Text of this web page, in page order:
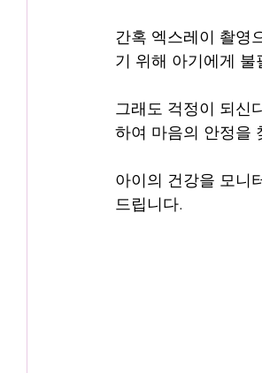
간혹 엑스레이 촬영
기 위해 아기에게
그래도 걱정이 되신
하여 마음의 안정을
아이의 건강을 모니
드립니다.